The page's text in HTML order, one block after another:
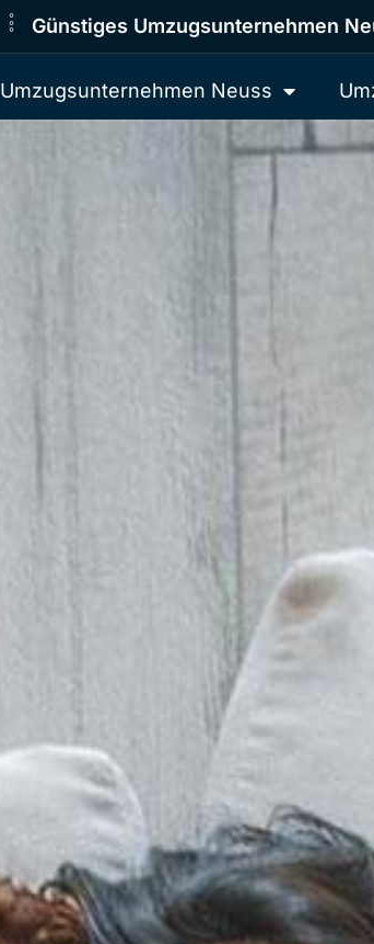
Günstiges Umzugsunternehmen
Umzugsunternehmen Neuss